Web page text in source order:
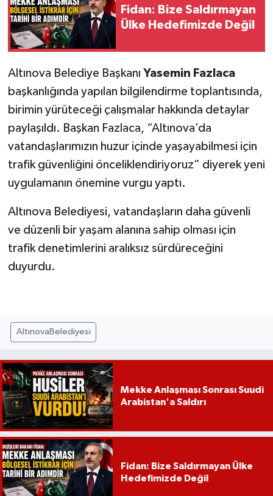
Fidan: Bize Saldırmayan
Ülke Hedefimizde Değil
Altınova Belediye Başkanı Yasemin Fazlaca
başkanlığında yapılan bilgilendirme toplantısında,
birimin yürüteceği çalışmalar hakkında detaylar
paylaşıldı. Başkan Fazlaca, “Altınova’da
vatandaşlarımızın huzur içinde yaşayabilmesi için
trafik güvenliğini önceliklendiriyoruz” diyerek yeni
uygulamanın önemine vurgu yaptı.
Altınova Belediyesi, vatandaşların daha güvenli
ve düzenli bir yaşam alanına sahip olması için
trafik denetimlerini aralıksız sürdüreceğini
duyurdu.
AltınovaBelediyesi
Mekke Anlaşması Sonrası Suudi
Arabistan'a Saldırı
Fidan: Bize Saldırmayan Ülke
Hedefimizde Değil